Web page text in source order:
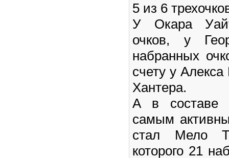
5 из 6
У Окара
очков, у
набранных
счету у
Хантера.
А в составе
самым
стал Мело
которого 21